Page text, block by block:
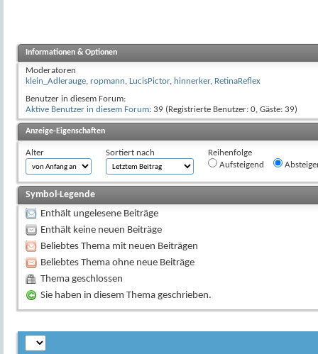
Informationen & Optionen
Moderatoren
klein_Adlerauge, ropmann, LucisPictor, hinnerker, RetinaReflex
Benutzer in diesem Forum:
Aktive Benutzer in diesem Forum: 39 (Registrierte Benutzer: 0, Gäste: 39)
Anzeige-Eigenschaften
Alter Sortiert nach
Reihenfolge
Aufsteigend
Symbol-Legende
Enthält ungelesene Beiträge
Enthält keine neuen Beiträge
Beliebtes Thema mit neuen Beiträgen
Beliebtes Thema ohne neue Beiträge
Thema geschlossen
Sie haben in diesem Thema geschrieben.